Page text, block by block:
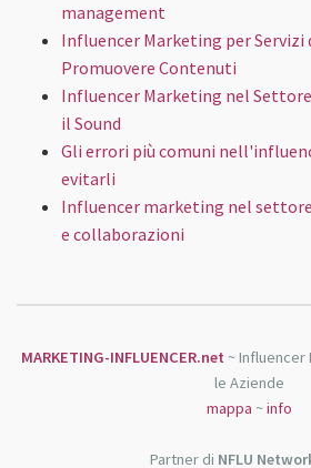
management
Influencer Marketing per Servizi
Promuovere Contenuti
Influencer Marketing nel
il Sound
Gli errori più comuni
evitarli
Influencer marketing nel
e collaborazioni
MARKETING-INFLUENCER.net ~
le Aziende
mappa ~info
Partner di NFLU